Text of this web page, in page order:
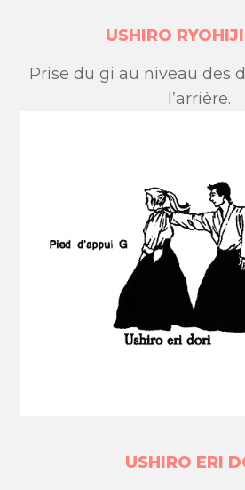
USHIRO
Prise du gi au niveau des
l’arrière.
USHIRO ERI